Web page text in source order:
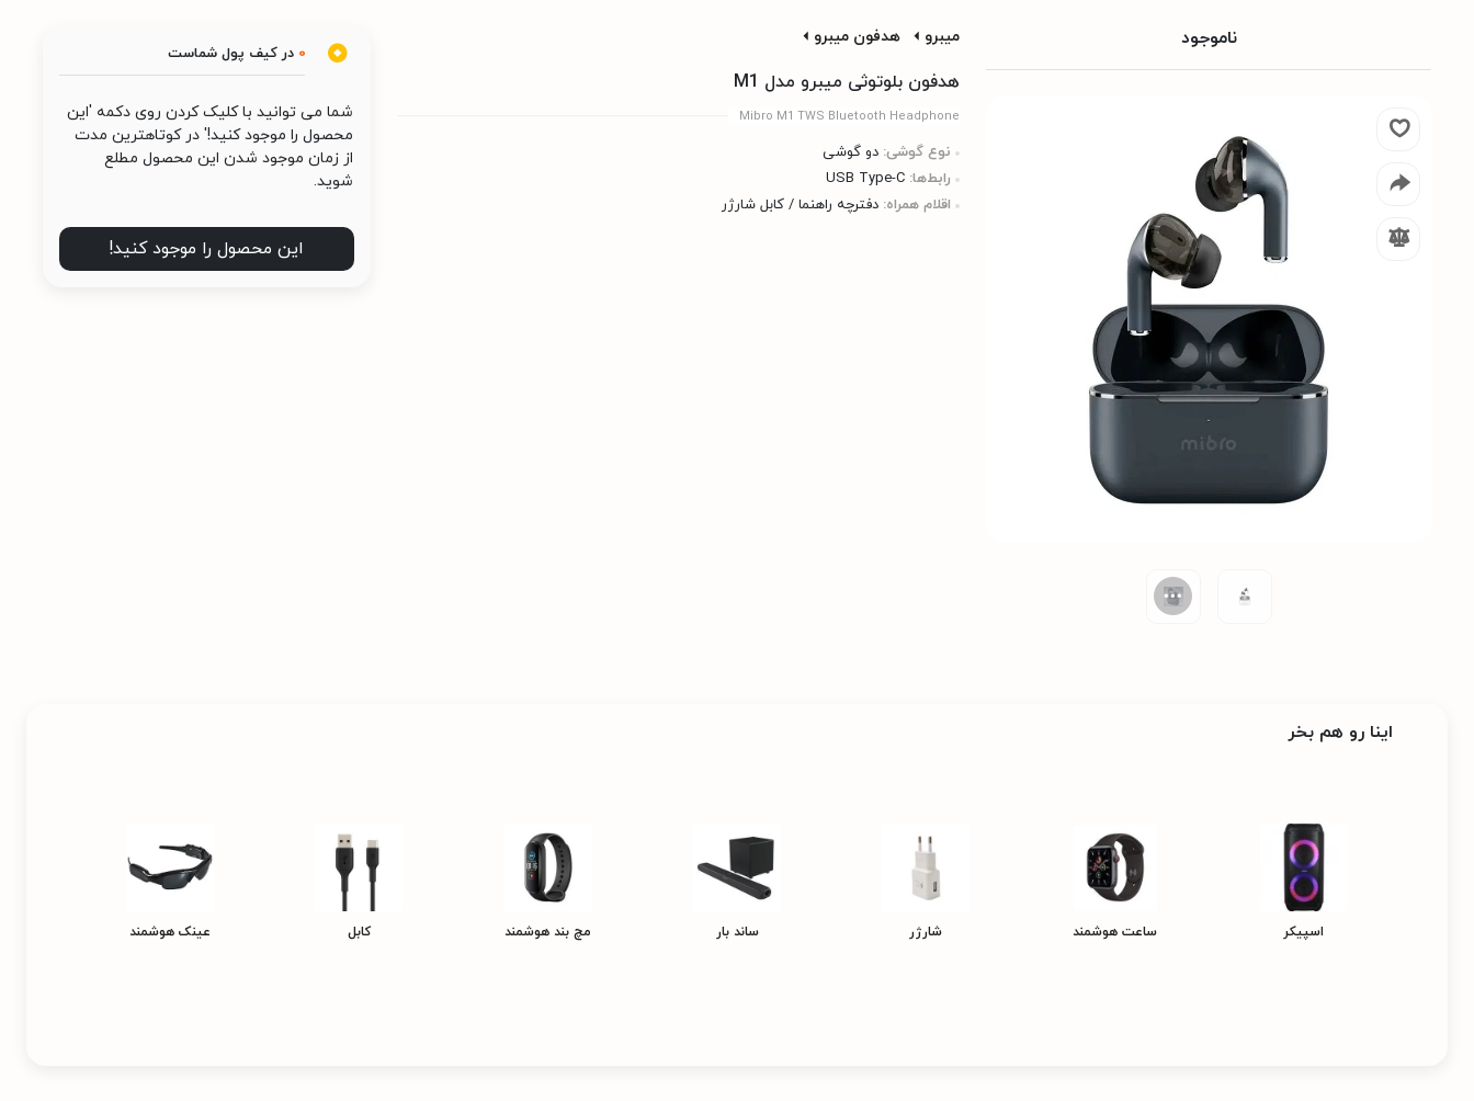
ناموجود میبرو هدفون میبرو
هدفون بلوتوثی میبرو مدل M1
Mibro M1 TWS Bluetooth Headphone
نوع گوشی: دو گوشی
رابط‌ها: USB Type-C
اقلام همراه: دفترچه راهنما / کابل شارژر
0 در کیف پول شماست
شما می توانید با کلیک کردن روی دکمه 'این
محصول را موجود کنید!' در کوتاهترین مدت
از زمان موجود شدن این محصول مطلع
شوید.
این محصول را موجود کنید!
اینا رو هم بخر
اسپیکر ساعت هوشمند شارژر ساند بار مچ بند هوشمند کابل عینک هوشمند